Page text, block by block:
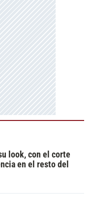
look, con el corte
en el resto del